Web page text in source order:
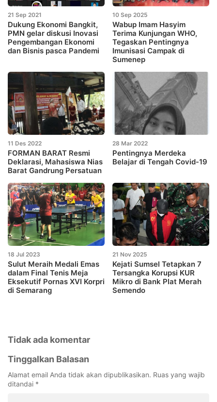
21 Sep 2021
Dukung Ekonomi Bangkit,
PMN gelar diskusi Inovasi
Pengembangan Ekonomi
dan Bisnis pasca Pandemi
10 Sep 2025
Wabup Imam Hasyim
Terima Kunjungan WHO,
Tegaskan Pentingnya
Imunisasi Campak di
Sumenep
11 Des 2022
FORMAN BARAT Resmi
Deklarasi, Mahasiswa Nias
Barat Gandrung Persatuan
28 Mar 2022
Pentingnya Merdeka
Belajar di Tengah Covid-19
18 Jul 2023
Sulut Meraih Medali Emas
dalam Final Tenis Meja
Eksekutif Pornas XVI Korpri
di Semarang
21 Nov 2025
Kejati Sumsel Tetapkan 7
Tersangka Korupsi KUR
Mikro di Bank Plat Merah
Semendo
Tidak ada komentar
Tinggalkan Balasan
Alamat email Anda tidak akan dipublikasikan. Ruas yang wajib
ditandai *